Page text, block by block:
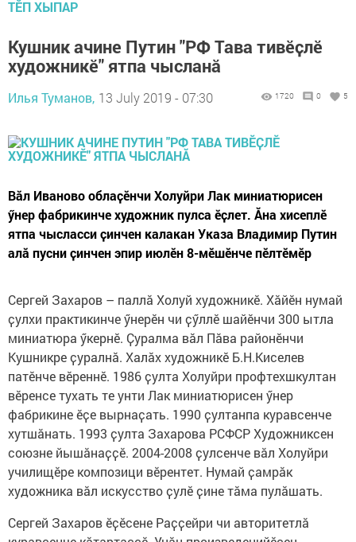
ТӖП ХЫПАР
Кушник ачине Путин "РФ Тава тивӗҫлӗ
художникӗ" ятпа чысланӑ
Илья Туманов, 13 July 2019 - 07:30 1720 0 5
Вӑл Иваново облаҫӗнчи Холуйри Лак миниатюрисен
ӳнер фабрикинче художник пулса ӗҫлет. Ӑна хисеплӗ
ятпа чысласси ҫинчен калакан Указа Владимир Путин
алӑ пусни ҫинчен эпир июлӗн 8-мӗшӗнче пӗлтӗмӗр
Сергей Захаров – паллӑ Холуй художникӗ. Хӑйӗн нумай
ҫулхи практикинче ӳнерӗн чи ҫӳллӗ шайӗнчи 300 ытла
миниатюра ӳкернӗ. Ҫуралма вӑл Пӑва районӗнчи
Кушникре ҫуралнӑ. Халӑх художникӗ Б.Н.Киселев
патӗнче вӗреннӗ. 1986 ҫулта Холуйри профтехшкултан
вӗренсе тухать те унти Лак миниатюрисен ӳнер
фабрикине ӗҫе вырнаҫать. 1990 ҫултанпа куравсенче
хутшӑнать. 1993 ҫулта Захарова РСФСР Художниксен
союзне йышӑнаҫҫӗ. 2004-2008 ҫулсенче вӑл Холуйри
училищӗре композици вӗрентет. Нумай ҫамрӑк
художника вӑл искусство ҫулӗ ҫине тӑма пулӑшать.
Сергей Захаров ӗҫӗсене Раҫҫейри чи авторитетлӑ